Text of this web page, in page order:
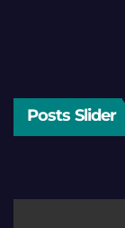
Posts Slider